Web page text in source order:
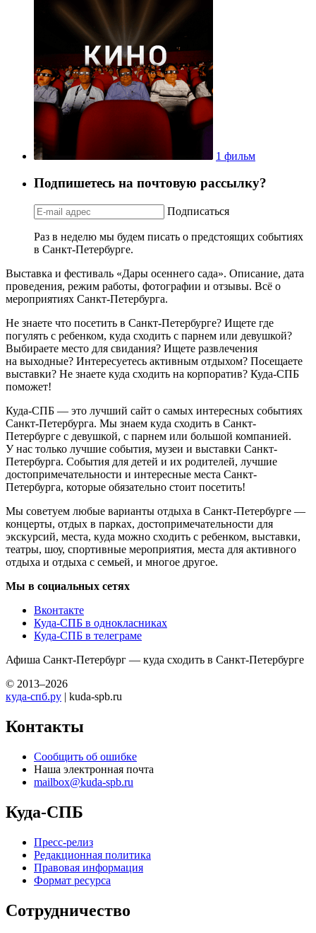
1 фильм
Подпишетесь на почтовую рассылку?
Подписаться
Раз в неделю мы будем писать о предстоящих событиях
в Санкт-Петербурге.
Выставка и фестиваль «Дары осеннего сада». Описание, дата
проведения, режим работы, фотографии и отзывы. Всё о
мероприятиях Санкт-Петербурга.
Не знаете что посетить в Санкт-Петербурге? Ищете где
погулять с ребенком, куда сходить с парнем или девушкой?
Выбираете место для свидания? Ищете развлечения
на выходные? Интересуетесь активным отдыхом? Посещаете
выставки? Не знаете куда сходить на корпоратив? Куда-СПБ
поможет!
Куда-СПБ — это лучший сайт о самых интересных событиях
Санкт-Петербурга. Мы знаем куда сходить в Санкт-
Петербурге с девушкой, с парнем или большой компанией.
У нас только лучшие события, музеи и выставки Санкт-
Петербурга. События для детей и их родителей, лучшие
достопримечательности и интересные места Санкт-
Петербурга, которые обязательно стоит посетить!
Мы советуем любые варианты отдыха в Санкт-Петербурге —
концерты, отдых в парках, достопримечательности для
экскурсий, места, куда можно сходить с ребенком, выставки,
театры, шоу, спортивные мероприятия, места для активного
отдыха и отдыха с семьей, и многое другое.
Мы в социальных сетях
Вконтакте
Куда-СПБ в однокласниках
Куда-СПБ в телеграме
Афиша Санкт-Петербург — куда сходить в Санкт-Петербурге
© 2013–2026
куда-спб.ру | kuda-spb.ru
Контакты
Сообщить об ошибке
Наша электронная почта
mailbox@kuda-spb.ru
Куда-СПБ
Пресс-релиз
Редакционная политика
Правовая информация
Формат ресурса
Сотрудничество